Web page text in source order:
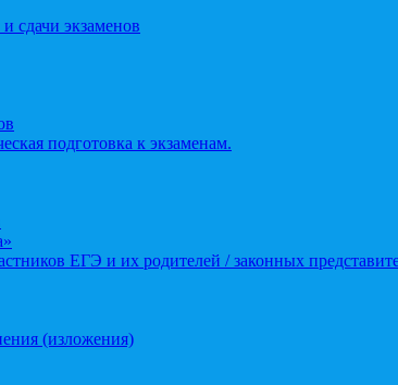
сдачи экзаменов
подготовка к экзаменам.
ЕГЭ и их родителей / законных
(изложения)